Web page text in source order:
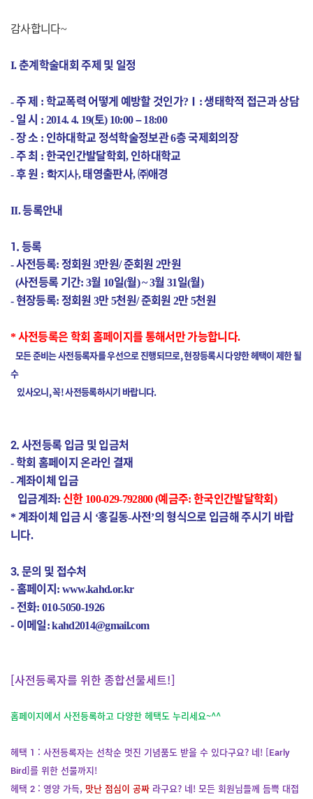
감사합니다~
I.춘계학술대회 주제 및 일정
-주 제 : 학교폭력 어떻게 예방할 것인가? Ⅰ :생태학적 접근과 상담
- 일 시 : 2014. 4. 19(토) 10:00–18:00
-장 소 : 인하대학교 정석학술정보관6층 국제회의장
-주 최 : 한국인간발달학회, 인하대학교
-후 원 : 학지사,태영출판사,㈜애경
II.등록안내
1. 등록
-사전등록: 정회원3만원/준회원2만원
(사전등록 기간: 3월 10일(월) ~ 3월31일(월)
-현장등록: 정회원3만5천원/준회원2만5천원
*사전등록은 학회 홈페이지를 통해서만 가능합니다.
모든 준비는 사전등록자를 우선으로 진행되므로, 현장등록시 다양한 헤택이 제한 될
수
있사오니, 꼭! 사전등록하시기 바랍니다.
2. 사전등록 입금 및 입금처
-학회 홈페이지 온라인 결재
-계좌이체 입금
입금계좌:신한 100-029-792800 (예금주:한국인간발달학회)
* 계좌이체 입금 시 ‘홍길동-사전’의 형식으로 입금해 주시기 바랍
니다.
3. 문의 및 접수처
- 홈페이지: www.kahd.or.kr
- 전화: 010-5050-1926
- 이메일:kahd2014@gmail.com
[사전등록자를 위한 종합선물세트!]
홈페이지에서 사전등록하고 다양한 헤택도 누리세요~^^
헤택 1 : 사전등록자는 선착순 멋진 기념품도 받을 수 있다구요? 네! [Early
Bird]를 위한 선물까지!
헤택 2 : 영양 가득, 맛난 점심이 공짜 라구요? 네! 모든 회원님들께 듬쁙 대접